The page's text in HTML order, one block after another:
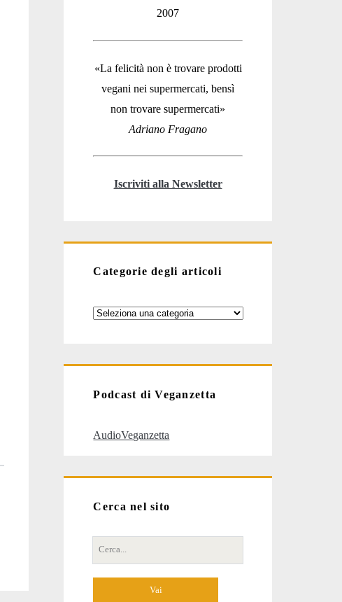
2007
«La felicità non è trovare prodotti
vegani nei supermercati, bensì
non trovare supermercati»
Adriano Fragano
Iscriviti alla Newsletter
Categorie degli articoli
Categorie
Podcast di Veganzetta
AudioVeganzetta
Cerca nel sito
Cerca
per: